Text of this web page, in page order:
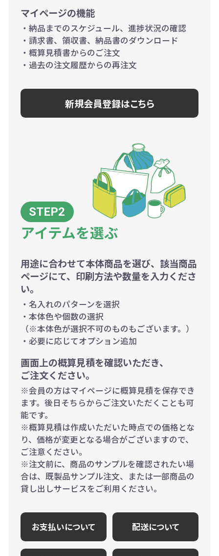
マイページの機能
・納品までのスケジュール、進捗状況の確認
・請求書、領収書、納品書のダウンロード
・概算見積書からのご注文
・過去の注文履歴からの再注文
新規会員登録はこちら
アイテムを選ぶ
用途に合わせて本体商品を選び、該当商品
ページにて、印刷方法や数量を入力くださ
い。
・名入れのパターンを選択
・本体色や個数の選択
（※本体色が選択不可のものもございます。）
・必要に応じてオプション追加
画面上の概算見積を確認いただき、
ご注文ください。
※会員の方はマイページに概算見積を保存でき
ます。後日そちらからご注文いただくことも可
能です。
※概算見積は作成いただいた時点での価格とな
り、価格が変更となる場合がございますので、
ご注意ください。
※注文前に、商品のサンプルを確認されたい場
合は、既製品サンプル注文、または一部商品の
貸し出しサービスをご利用ください。
お支払いについて 配送について